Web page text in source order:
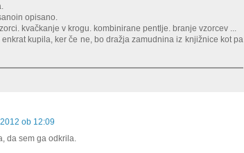
opisano.
kvačkanje v krogu. kombinirane pentlje. branje vzorcev ...
kupila, ker če ne, bo dražja zamudnina iz knjižnice kot pa
ob 12:09
da sem ga odkrila.